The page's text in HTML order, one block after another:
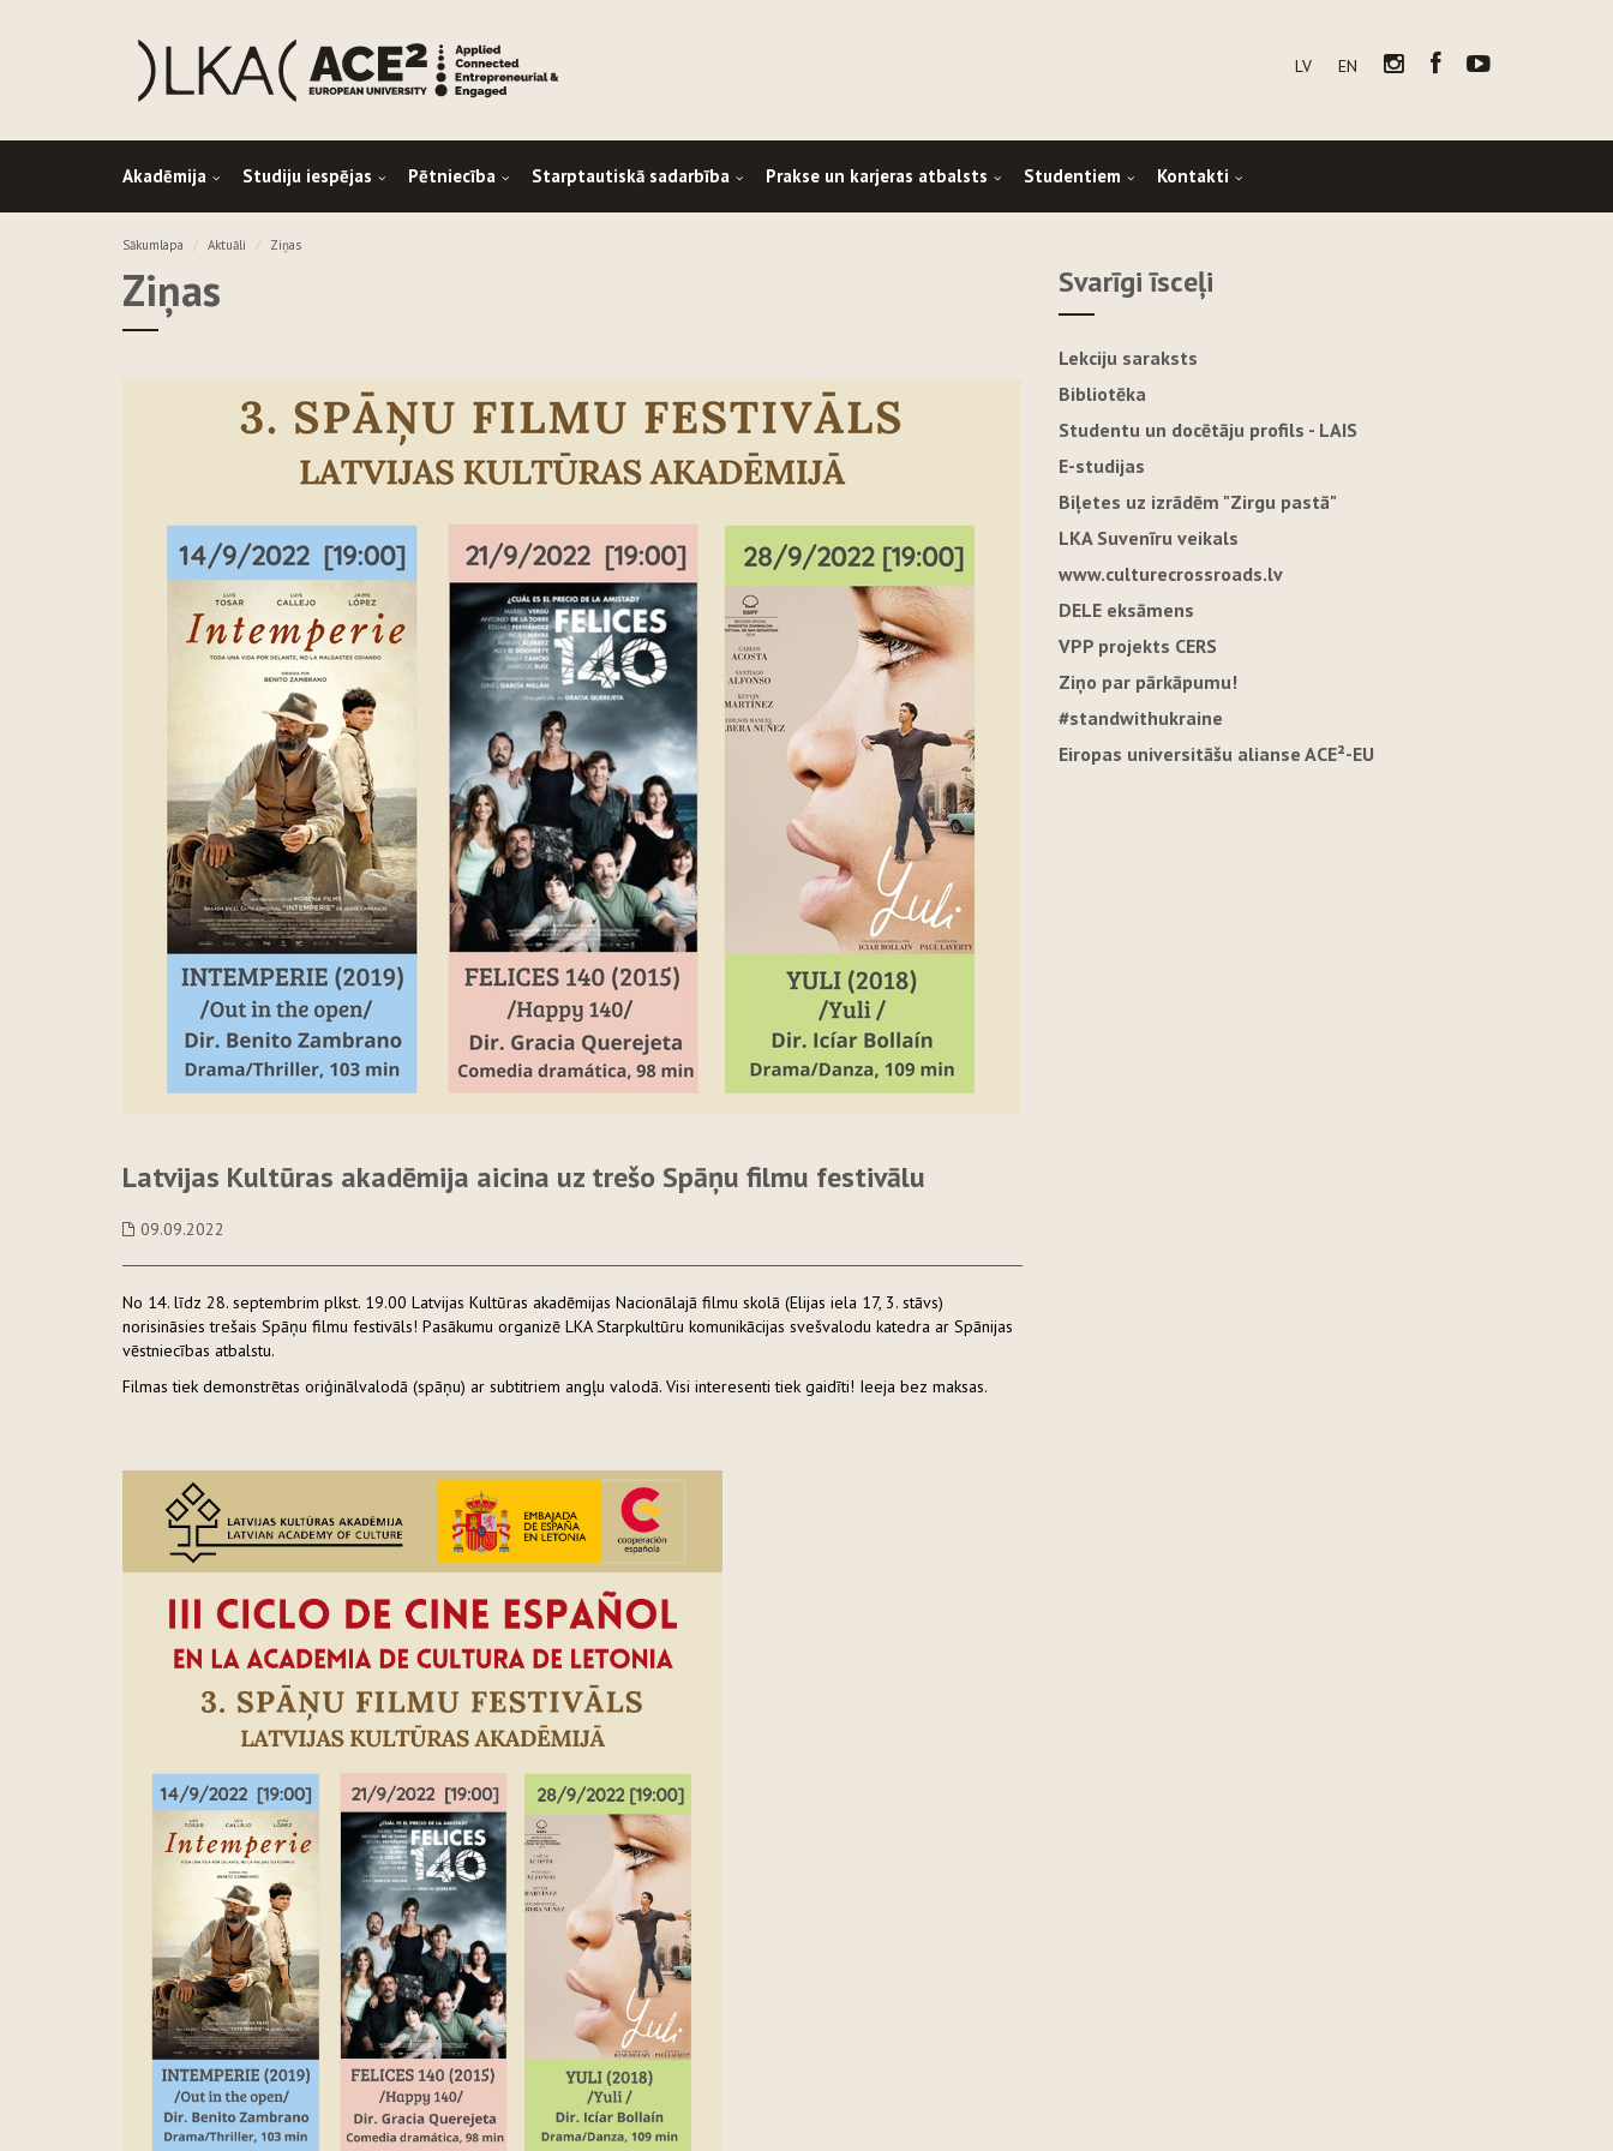
LV EN
Akadēmija Studiju iespējas Pētniecība Starptautiskā sadarbība Prakse un karjeras atbalsts Studentiem Kontakti
Sākumlapa Aktuāli Ziņas
Ziņas
Latvijas Kultūras akadēmija aicina uz trešo Spāņu filmu festivālu
09.09.2022
No 14. līdz 28. septembrim plkst. 19.00 Latvijas Kultūras akadēmijas Nacionālajā filmu skolā (Elijas iela 17, 3. stāvs)
norisināsies trešais Spāņu filmu festivāls! Pasākumu organizē LKA Starpkultūru komunikācijas svešvalodu katedra ar Spānijas
vēstniecības atbalstu.
Filmas tiek demonstrētas oriģinālvalodā (spāņu) ar subtitriem angļu valodā. Visi interesenti tiek gaidīti! Ieeja bez maksas.
Svarīgi īsceļi
Lekciju saraksts
Bibliotēka
Studentu un docētāju profils - LAIS
E-studijas
Biļetes uz izrādēm "Zirgu pastā"
LKA Suvenīru veikals
www.culturecrossroads.lv
DELE eksāmens
VPP projekts CERS
Ziņo par pārkāpumu!
#standwithukraine
Eiropas universitāšu alianse ACE²-EU